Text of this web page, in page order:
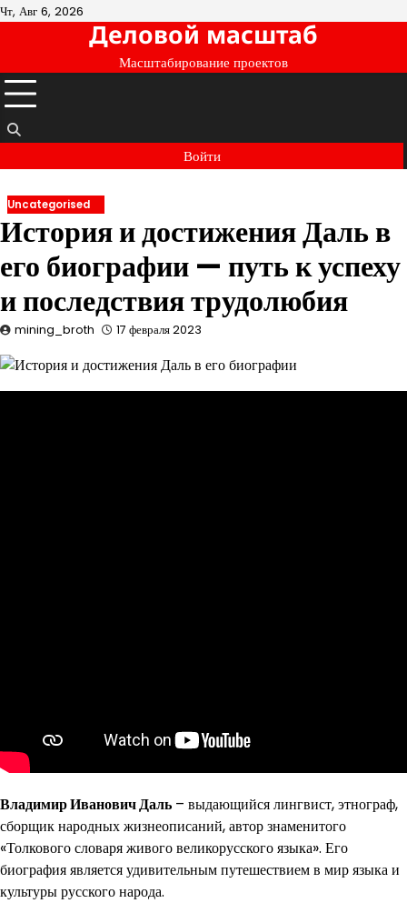
Перейти
Чт, Авг 6, 2026
Деловой масштаб
Масштабирование проектов
Войти
Uncategorised
История и достижения Даль в
его биографии — путь к успеху
и последствия трудолюбия
mining_broth 17 февраля 2023
Владимир Иванович Даль – выдающийся лингвист, этнограф,
сборщик народных жизнеописаний, автор знаменитого
«Толкового словаря живого великорусского языка». Его
биография является удивительным путешествием в мир языка и
культуры русского народа.